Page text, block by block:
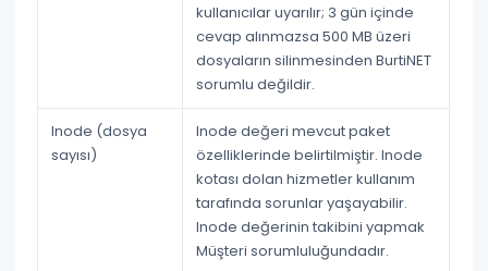
kullanıcılar uyarılır; 3 gün içinde
cevap alınmazsa 500 MB üzeri
dosyaların silinmesinden BurtiNET
sorumlu değildir.
Inode (dosya
sayısı)
Inode değeri mevcut paket
özelliklerinde belirtilmiştir. Inode
kotası dolan hizmetler kullanım
tarafında sorunlar yaşayabilir.
Inode değerinin takibini yapmak
Müşteri sorumluluğundadır.